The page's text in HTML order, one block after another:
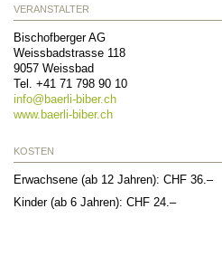
VERANSTALTER
Bischofberger AG
Weissbadstrasse 118
9057 Weissbad
Tel. +41 71 798 90 10
info@ baerli-biber.ch
www.baerli-biber.ch
KOSTEN
Erwachsene (ab 12 Jahren): CHF 36.–
Kinder (ab 6 Jahren): CHF 24.–